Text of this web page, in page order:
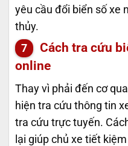
yêu cầu đổi biển số xe
thủy.
Cách tra cứu
online
Thay vì phải đến cơ
hiện tra cứu thông tin
tra cứu trực tuyến.
lại giúp chủ xe tiết